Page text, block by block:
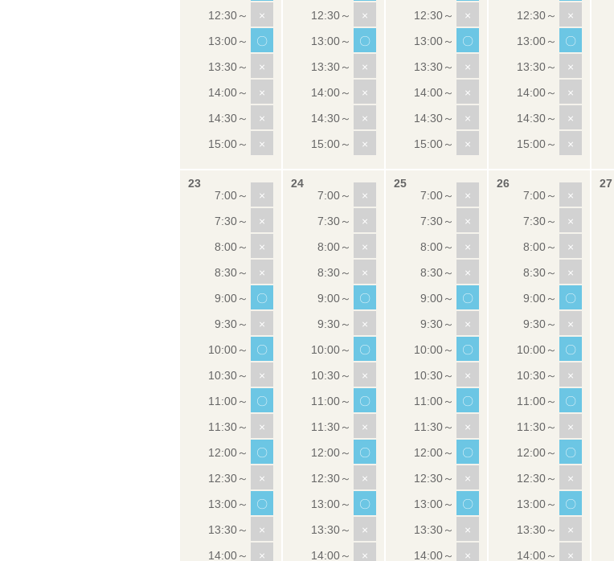
×
〇
×
×
×
×
×
〇
×
×
×
×
×
〇
×
×
×
×
×
〇
×
×
×
×
×
×
×
×
〇
×
〇
×
〇
×
〇
×
〇
×
×
×
×
×
×
〇
×
〇
×
〇
×
〇
×
〇
×
×
×
×
×
×
〇
×
〇
×
〇
×
〇
×
〇
×
×
×
×
×
×
〇
×
〇
×
〇
×
〇
×
〇
×
×